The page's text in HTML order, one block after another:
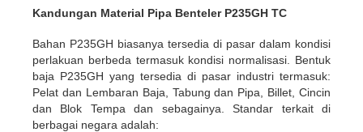
Kandungan Material Pipa Benteler P235GH TC
Bahan P235GH biasanya tersedia di pasar dalam kondisi
perlakuan berbeda termasuk kondisi normalisasi. Bentuk
baja P235GH yang tersedia di pasar industri termasuk:
Pelat dan Lembaran Baja, Tabung dan Pipa, Billet, Cincin
dan Blok Tempa dan sebagainya. Standar terkait di
berbagai negara adalah: